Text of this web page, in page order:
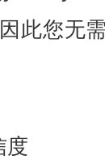
此您无
度